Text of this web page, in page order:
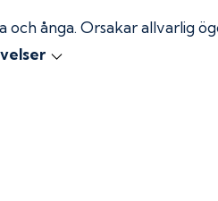
och ånga. Orsakar allvarlig